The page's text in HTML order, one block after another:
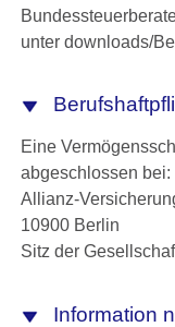
unter downloads/
Eine
abgeschlossen bei:
Allianz-
10900 Berlin
Sitz der
Information